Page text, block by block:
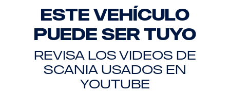
ESTE VEHÍCULO
PUEDE SER TUYO
REVISA LOS VIDEOS DE
SCANIA USADOS EN
YOUTUBE